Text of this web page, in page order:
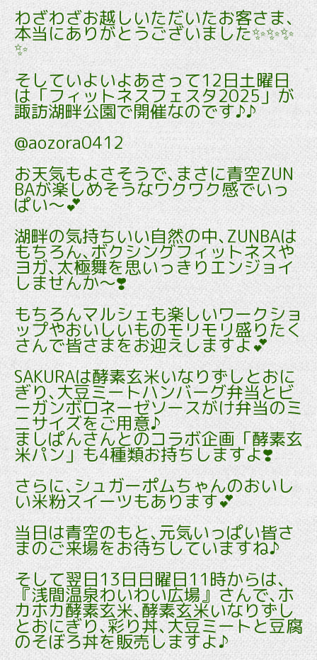
わざわざお越しいただいたお客さま､
本当にありがとうございました✨✨✨
✨
そしていよいよあさって12日土曜日
は「フィットネスフェスタ2025」が
諏訪湖畔公園で開催なのです♪♪
@aozora0412
お天気もよさそうで､まさに青空ZUN
BAが楽しめそうなワクワク感でいっ
ぱい〜💕
湖畔の気持ちいい自然の中､ZUNBAは
もちろん､ボクシングフィットネスや
ヨガ､太極舞を思いっきりエンジョイ
しませんか〜❣️
もちろんマルシェも楽しいワークショ
ップやおいしいものモリモリ盛りたく
さんで皆さまをお迎えしますよ💕
SAKURAは酵素玄米いなりずしとおに
ぎり､大豆ミートハンバーグ弁当とビ
ーガンボロネーゼソースがけ弁当のミ
ニサイズをご用意♪
ましぱんさんとのコラボ企画「酵素玄
米パン」も4種類お持ちしますよ❣️
さらに､シュガーポムちゃんのおいし
い米粉スイーツもあります💕
当日は青空のもと､元気いっぱい皆さ
まのご来場をお待ちしていますね♪
そして翌日13日日曜日11時からは､
『浅間温泉わいわい広場』さんで､ホ
カホカ酵素玄米､酵素玄米いなりずし
とおにぎり､彩り丼､大豆ミートと豆腐
のそぼろ丼を販売しますよ♪